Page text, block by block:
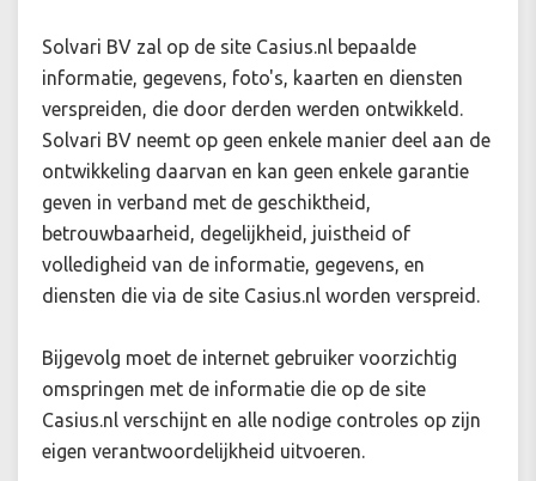
Solvari BV zal op de site Casius.nl bepaalde
informatie, gegevens, foto's, kaarten en diensten
verspreiden, die door derden werden ontwikkeld.
Solvari BV neemt op geen enkele manier deel aan de
ontwikkeling daarvan en kan geen enkele garantie
geven in verband met de geschiktheid,
betrouwbaarheid, degelijkheid, juistheid of
volledigheid van de informatie, gegevens, en
diensten die via de site Casius.nl worden verspreid.
Bijgevolg moet de internet gebruiker voorzichtig
omspringen met de informatie die op de site
Casius.nl verschijnt en alle nodige controles op zijn
eigen verantwoordelijkheid uitvoeren.